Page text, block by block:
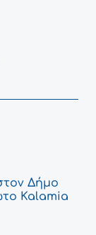
Δήμο
Kalamia